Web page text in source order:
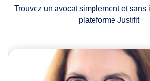
Trouvez un avocat simplement et sans
plateforme Justifit